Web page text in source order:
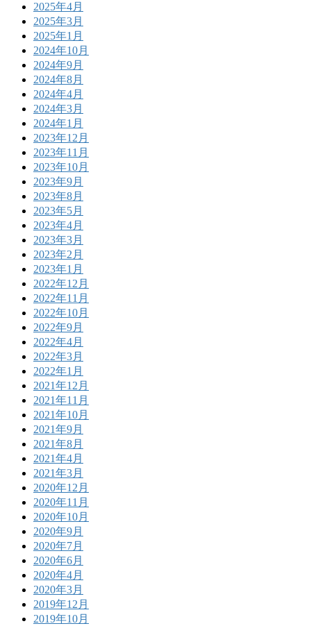
2025年4月
2025年3月
2025年1月
2024年10月
2024年9月
2024年8月
2024年4月
2024年3月
2024年1月
2023年12月
2023年11月
2023年10月
2023年9月
2023年8月
2023年5月
2023年4月
2023年3月
2023年2月
2023年1月
2022年12月
2022年11月
2022年10月
2022年9月
2022年4月
2022年3月
2022年1月
2021年12月
2021年11月
2021年10月
2021年9月
2021年8月
2021年4月
2021年3月
2020年12月
2020年11月
2020年10月
2020年9月
2020年7月
2020年6月
2020年4月
2020年3月
2019年12月
2019年10月